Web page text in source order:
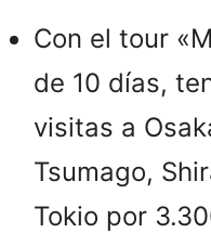
Con el tour
de 10 días,
visitas a
Tsumago,
Tokio por